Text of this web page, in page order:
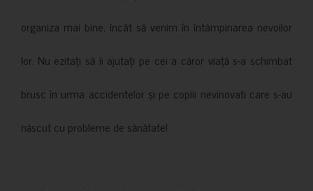
organiza mai bine, încât să venim în întâmpinarea nevoilor
lor. Nu ezitați să îi ajutați pe cei a căror viață s-a schimbat
brusc în urma accidentelor și pe copiii nevinovati care s-au
născut cu probleme de sănătate!